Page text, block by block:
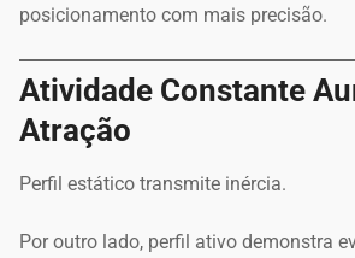
posicionamento com mais precisão.
Atividade Constante
Atração
Perfil estático transmite inércia.
Por outro lado, perfil ativo demonstra